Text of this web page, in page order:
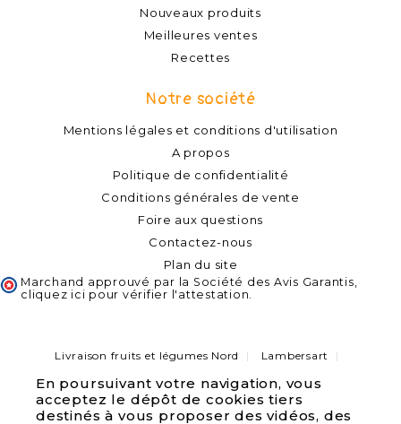
En poursuivant votre navigation, vous
acceptez le dépôt de cookies tiers
destinés à vous proposer des vidéos, des
Nouveaux produits
Meilleures ventes
Recettes
Notre société
Mentions légales et conditions d'utilisation
A propos
Politique de confidentialité
Conditions générales de vente
Foire aux questions
Contactez-nous
Plan du site
Marchand approuvé par la Société des Avis Garantis,
cliquez ici pour vérifier l'attestation.
Livraison fruits et légumes Nord
Lambersart
Bondues
Marcq-en-Baroeul
Pérenchies
Verlinghem
Quesnoy sur deule
Saint André lez Lille
Wambrechies